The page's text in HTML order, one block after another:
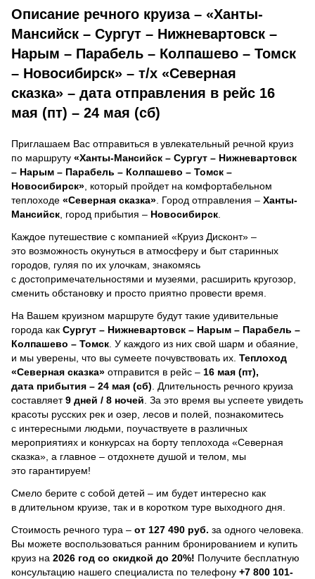
Описание речного круиза – «Ханты-
Мансийск – Сургут – Нижневартовск –
Нарым – Парабель – Колпашево – Томск
– Новосибирск» – т/х «Северная
сказка» – дата отправления в рейс 16
мая (пт) – 24 мая (сб)
Приглашаем Вас отправиться в увлекательный речной круиз
по маршруту «Ханты-Мансийск – Сургут – Нижневартовск
– Нарым – Парабель – Колпашево – Томск –
Новосибирск» , который пройдет на комфортабельном
теплоходе «Северная сказка» . Город отправления – Ханты-
Мансийск , город прибытия – Новосибирск
Каждое путешествие с компанией «Круиз Дисконт» –
это возможность окунуться в атмосферу и быт старинных
городов, гуляя по их улочкам, знакомясь
с достопримечательностями и музеями, расширить кругозор,
сменить обстановку и просто приятно провести время.
На Вашем круизном маршруте будут такие удивительные
города как Сургут – Нижневартовск – Нарым – Парабель –
Колпашево – Томск . У каждого из них свой шарм и обаяние,
и мы уверены, что вы сумеете почувствовать их. Теплоход
«Северная сказка» отправится в рейс – 16 мая (пт),
дата прибытия – 24 мая (сб) . Длительность речного круиза
составляет9 дней / 8 ночей За это время вы успеете увидеть
красоты русских рек и озер, лесов и полей, познакомитесь
с интересными людьми, поучаствуете в различных
мероприятиях и конкурсах на борту теплохода «Северная
сказка», а главное – отдохнете душой и телом, мы
это гарантируем!
Смело берите с собой детей – им будет интересно как
в длительном круизе, так и в коротком туре выходного дня.
Стоимость речного тура – от 127 490 руб. за одного человека.
Вы можете воспользоваться ранним бронированием и купить
круиз на 2026 год со скидкой до 20%! Получите бесплатную
консультацию нашего специалиста по телефону +7 800 101-